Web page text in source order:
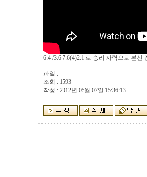
6:4 /3:6 7:6(4)2:1 로 승리 자력으로 본선
파일 :
조회 : 1593
작성 : 2012년 05월 07일 15:36:13